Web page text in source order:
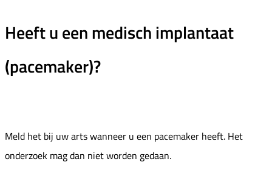
Heeft u een medisch implantaat
(pacemaker)?
Meld het bij uw arts wanneer u een pacemaker heeft. Het
onderzoek mag dan niet worden gedaan.